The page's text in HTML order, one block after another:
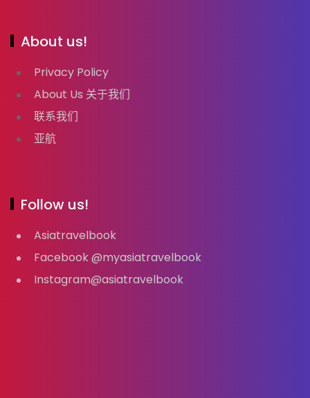
About us!
Privacy Policy
About Us 关于我们
联系我们
亚航
Follow us!
Asiatravelbook
Facebook @myasiatravelbook
Instagram@asiatravelbook